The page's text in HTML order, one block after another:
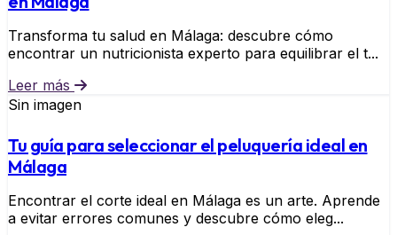
Transforma tu salud en Málaga: descubre cómo
encontrar un nutricionista experto para equilibrar el t...
Leer más
Sin imagen
Tu guía para seleccionar el peluquería ideal en
Málaga
Encontrar el corte ideal en Málaga es un arte. Aprende
a evitar errores comunes y descubre cómo eleg...